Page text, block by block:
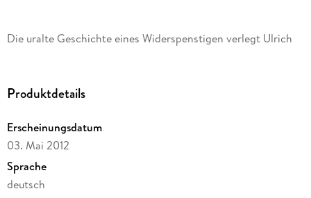
Die uralte Geschichte eines Widerspenstigen verlegt Ulrich
Bairisch.
Im Rückblick auf groteske Familiendramen, deutsche Historie
und christlich geprägtes Abendland bliebe eine
Lebensplanung mit Kindern der reine "Waahnsinn". Wunder
wie die von 1989 sind ja wohl eher singuläre Ereignisse - in
Berlin genauso wie im unbenannt kenntlichen
Produktdetails
Erscheinungsdatum
03. Mai 2012
Sprache
deutsch